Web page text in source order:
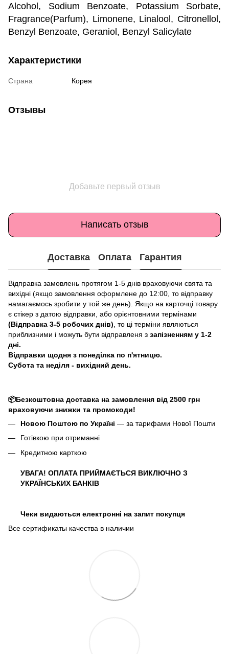
Alcohol, Sodium Benzoate, Potassium Sorbate,
Fragrance(Parfum), Limonene, Linalool, Citronellol,
Benzyl Benzoate, Geraniol, Benzyl Salicylate
Характеристики
Страна Корея
Отзывы
Добавьте первый отзыв
Написать отзыв
Доставка Оплата Гарантия
Відправка замовлень протягом 1-5 днів враховуючи свята та
вихідні (якщо замовлення оформлене до 12:00, то відправку
намагаємось зробити у той же день). Якщо на карточці товару
є стікер з датою відправки, або орієнтовними термінами
(Відправка 3-5 робочих днів) , то ці терміни являються
приблизними і можуть бути відправленя з запізненням у 1-2
дні.
Відправки щодня з понеділка по п'ятницю.
Субота та неділя - вихідний день.
📦Безкоштовна доставка на замовлення від 2500 грн
враховуючи знижки та промокоди!
Новою Поштою по Україні — за тарифами Нової Пошти
Готівкою при отриманні
Кредитною карткою
УВАГА! ОПЛАТА ПРИЙМАЄТЬСЯ ВИКЛЮЧНО З
УКРАЇНСЬКИХ БАНКІВ
Чеки видаються електронні на запит покупця
Все сертификаты качества в наличии